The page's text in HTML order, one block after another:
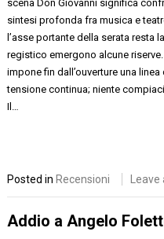
scena Don Giovanni significa
sintesi profonda fra musica e
l’asse portante della serata resta
registico emergono alcune
impone fin dall’ouverture una
tensione continua; niente
Il…
Posted inRecensioni Leave
Addio a Angelo